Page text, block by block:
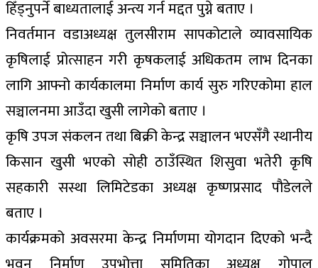
हिँड्नुपर्ने बाध्यतालाई अन्त्य गर्न मद्दत पुग्ने बताए ।
निवर्तमान वडाअध्यक्ष तुलसीराम सापकोटाले व्यावसायिक
कृषिलाई प्रोत्साहन गरी कृषकलाई अधिकतम लाभ दिनका
लागि आफ्नो कार्यकालमा निर्माण कार्य सुरु गरिएकोमा हाल
सञ्चालनमा आउँदा खुसी लागेको बताए ।
कृषि उपज संकलन तथा बिक्री केन्द्र सञ्चालन भएसँगै स्थानीय
किसान खुसी भएको सोही ठाउँस्थित शिसुवा भतेरी कृषि
सहकारी सस्था लिमिटेडका अध्यक्ष कृष्णप्रसाद पौडेलले
बताए ।
कार्यक्रमको अवसरमा केन्द्र निर्माणमा योगदान दिएको भन्दै